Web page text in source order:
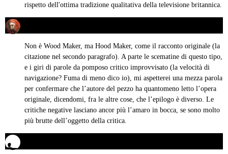
rispetto dell'ottima tradizione qualitativa della televisione britannica.
detto:
Non è Wood Maker, ma Hood Maker, come il racconto originale (la
citazione nel secondo paragrafo). A parte le scematine di questo tipo,
e i giri di parole da pomposo critico improvvisato (la velocità di
navigazione? Fuma di meno dico io), mi aspetterei una mezza parola
per confermare che l’autore del pezzo ha quantomeno letto l’opera
originale, dicendomi, fra le altre cose, che l’epilogo è diverso. Le
critiche negative lasciano ancor più l’amaro in bocca, se sono molto
più brutte dell’oggetto della critica.